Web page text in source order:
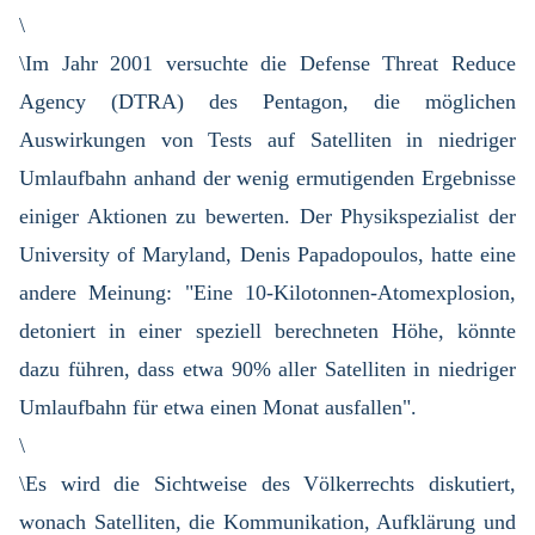
\
\Im Jahr 2001 versuchte die Defense Threat Reduce
Agency (DTRA) des Pentagon, die möglichen
Auswirkungen von Tests auf Satelliten in niedriger
Umlaufbahn anhand der wenig ermutigenden Ergebnisse
einiger Aktionen zu bewerten. Der Physikspezialist der
University of Maryland, Denis Papadopoulos, hatte eine
andere Meinung: "Eine 10-Kilotonnen-Atomexplosion,
detoniert in einer speziell berechneten Höhe, könnte
dazu führen, dass etwa 90% aller Satelliten in niedriger
Umlaufbahn für etwa einen Monat ausfallen".
\
\Es wird die Sichtweise des Völkerrechts diskutiert,
wonach Satelliten, die Kommunikation, Aufklärung und